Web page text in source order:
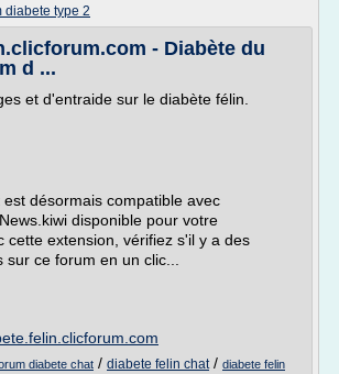
diabete type 2
- Diabète du
d ...
et d'entraide sur le diabète félin.
désormais compatible avec
disponible pour votre
cette extension, vérifiez s'il y a des
ce forum en un clic...
diabete chat / diabete felin chat/ diabete felin